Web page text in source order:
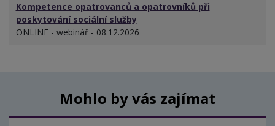
Kompetence opatrovanců a opatrovníků při
poskytování sociální služby
ONLINE - webinář - 08.12.2026
Mohlo by vás zajímat